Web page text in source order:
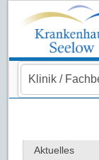
Aktuelles